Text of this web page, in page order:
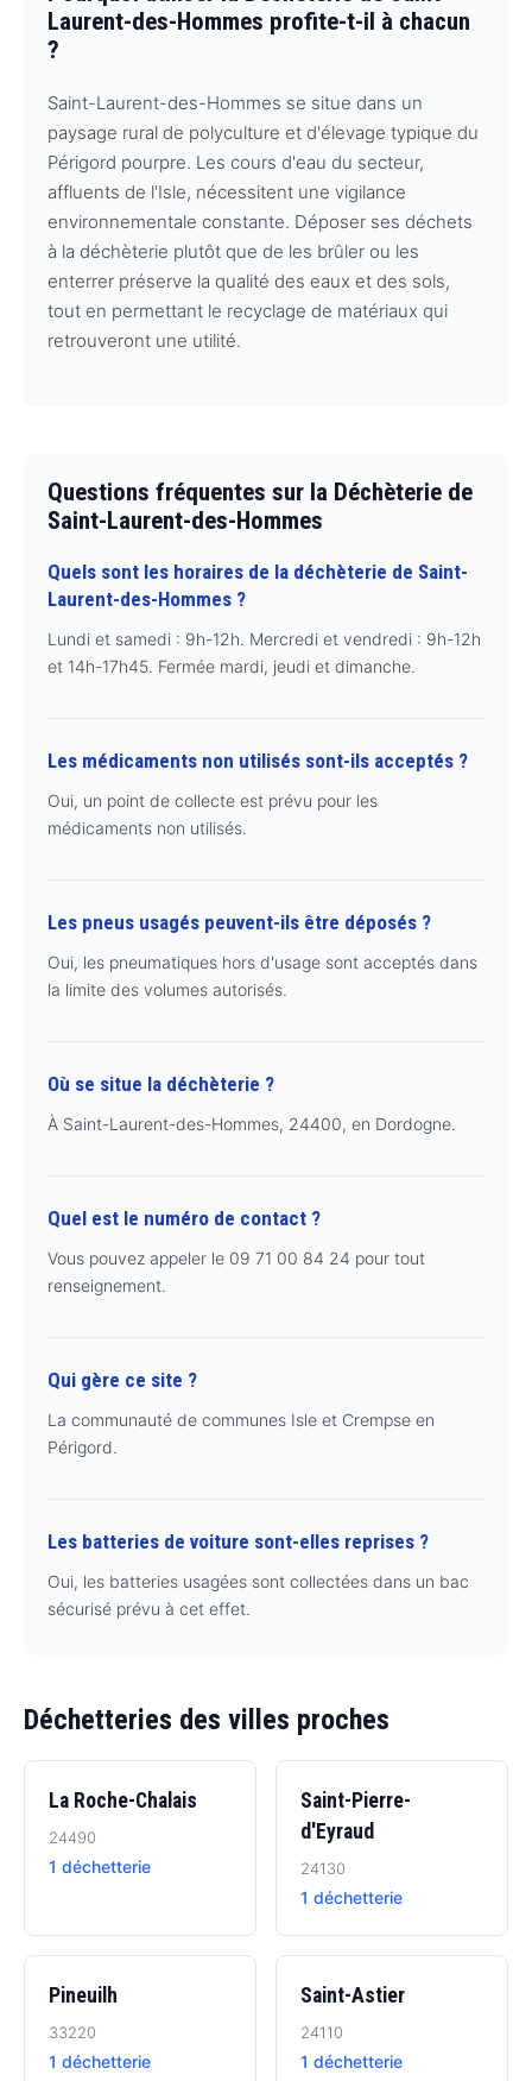
Laurent-des-Hommes profite-t-il à chacun
?
Saint-Laurent-des-Hommes se situe dans un
paysage rural de polyculture et d'élevage typique du
Périgord pourpre. Les cours d'eau du secteur,
affluents de l'Isle, nécessitent une vigilance
environnementale constante. Déposer ses déchets
à la déchèterie plutôt que de les brûler ou les
enterrer préserve la qualité des eaux et des sols,
tout en permettant le recyclage de matériaux qui
retrouveront une utilité.
Questions fréquentes sur la Déchèterie de
Saint-Laurent-des-Hommes
Quels sont les horaires de la déchèterie de Saint-
Laurent-des-Hommes ?
Lundi et samedi : 9h-12h. Mercredi et vendredi : 9h-12h
et 14h-17h45. Fermée mardi, jeudi et dimanche.
Les médicaments non utilisés sont-ils acceptés ?
Oui, un point de collecte est prévu pour les
médicaments non utilisés.
Les pneus usagés peuvent-ils être déposés ?
Oui, les pneumatiques hors d'usage sont acceptés dans
la limite des volumes autorisés.
Où se situe la déchèterie ?
À Saint-Laurent-des-Hommes, 24400, en Dordogne.
Quel est le numéro de contact ?
Vous pouvez appeler le 09 71 00 84 24 pour tout
renseignement.
Qui gère ce site ?
La communauté de communes Isle et Crempse en
Périgord.
Les batteries de voiture sont-elles reprises ?
Oui, les batteries usagées sont collectées dans un bac
sécurisé prévu à cet effet.
Déchetteries des villes proches
La Roche-Chalais
24490
1 déchetterie
Saint-Pierre-
d'Eyraud
24130
1 déchetterie
Pineuilh
33220
1 déchetterie
Saint-Astier
24110
1 déchetterie